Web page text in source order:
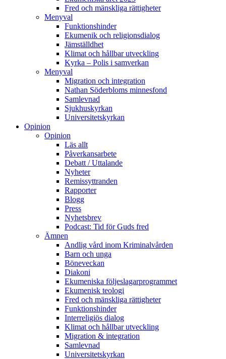
Fred och mänskliga rättigheter
Menyval
Funktionshinder
Ekumenik och religionsdialog
Jämställdhet
Klimat och hållbar utveckling
Kyrka – Polis i samverkan
Menyval
Migration och integration
Nathan Söderbloms minnesfond
Samlevnad
Sjukhuskyrkan
Universitetskyrkan
Opinion
Opinion
Läs allt
Påverkansarbete
Debatt / Uttalande
Nyheter
Remissyttranden
Rapporter
Blogg
Press
Nyhetsbrev
Podcast: Tid för Guds fred
Ämnen
Andlig vård inom Kriminalvården
Barn och unga
Böneveckan
Diakoni
Ekumeniska följeslagarprogrammet
Ekumenisk teologi
Fred och mänskliga rättigheter
Funktionshinder
Interreligiös dialog
Klimat och hållbar utveckling
Migration & integration
Samlevnad
Universitetskyrkan